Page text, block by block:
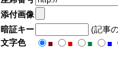
添付画像
暗証キー
(記事
文字色
■ ■ ■ ■